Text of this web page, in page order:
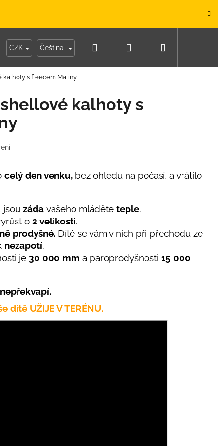
Moje objednávka
CZK Čeština Hledat Přihlášení
kalhoty s fleecem Maliny
kalhoty s
celý den venku, bez ohledu na počasí, a vrátilo
jsou záda vašeho mláděte teple.
o 2 velikosti.
prodyšné. Dítě se vám v nich při přechodu ze
nezapotí.
je 30 000 mm a paroprodyšnosti 15 000
dítě UŽIJE V TERÉNU.
NÁMOŘNICKÉ